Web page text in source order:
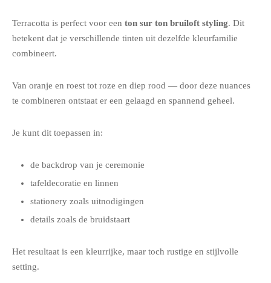
Terracotta is perfect voor een ton sur ton bruiloft styling. Dit
betekent dat je verschillende tinten uit dezelfde kleurfamilie
combineert.
Van oranje en roest tot roze en diep rood — door deze nuances
te combineren ontstaat er een gelaagd en spannend geheel.
Je kunt dit toepassen in:
de backdrop van je ceremonie
tafeldecoratie en linnen
stationery zoals uitnodigingen
details zoals de bruidstaart
Het resultaat is een kleurrijke, maar toch rustige en stijlvolle
setting.